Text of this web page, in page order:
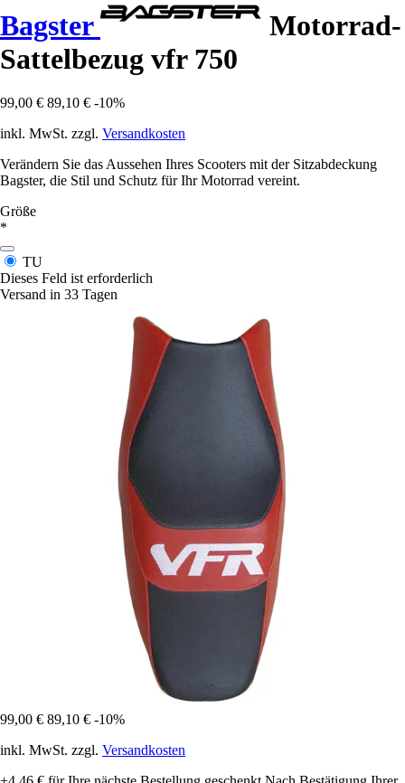
Bagster
Motorrad-
Sattelbezug vfr 750
99,00 € 89,10 € -10%
inkl. MwSt. zzgl. Versandkosten
Verändern Sie das Aussehen Ihres Scooters mit der Sitzabdeckung
Bagster, die Stil und Schutz für Ihr Motorrad vereint.
Größe
*
TU
Dieses Feld ist erforderlich
Versand in 33 Tagen
99,00 € 89,10 € -10%
inkl. MwSt. zzgl. Versandkosten